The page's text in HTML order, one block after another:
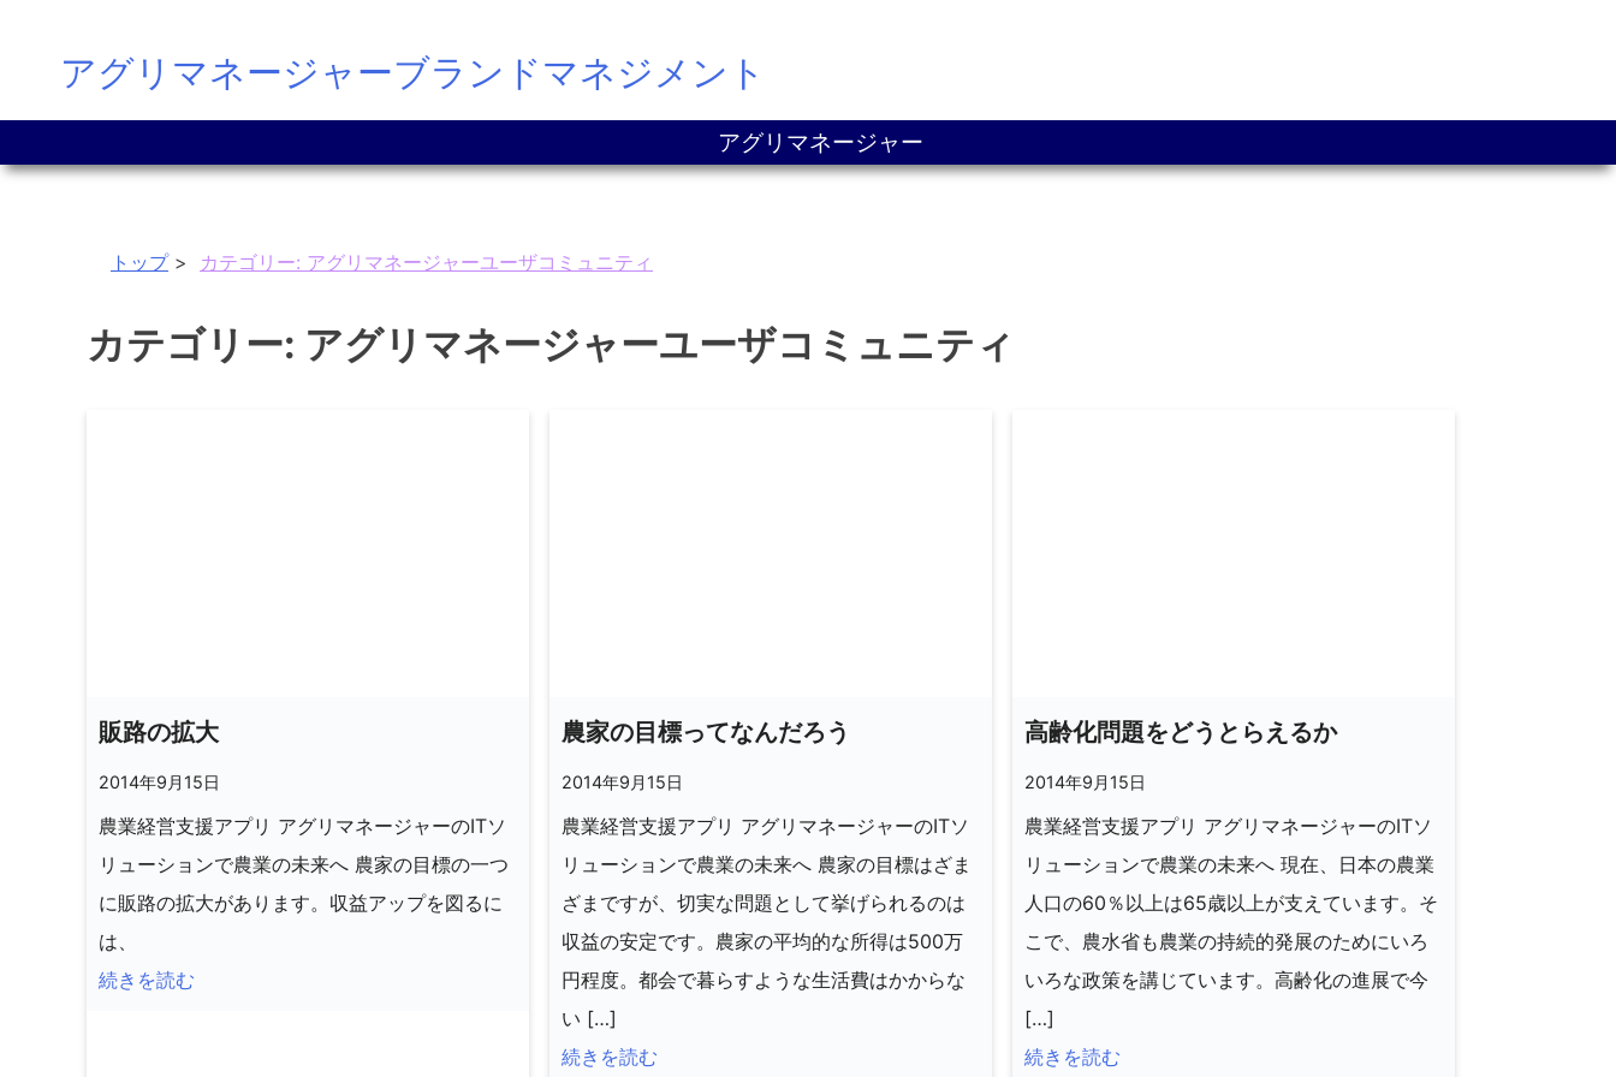
アグリマネージャーブランドマネジメント
アグリマネージャー
トップ カテゴリー: アグリマネージャーユーザコミュニティ
カテゴリー: アグリマネージャーユーザコミュニティ
販路の拡大
2014年9月15日
農業経営支援アプリ アグリマネージャーのITソ
リューションで農業の未来へ 農家の目標の一つ
に販路の拡大があります。収益アップを図るに
は、
続きを読む
農家の目標ってなんだろう
2014年9月15日
農業経営支援アプリ アグリマネージャーのITソ
リューションで農業の未来へ 農家の目標はざま
ざまですが、切実な問題として挙げられるのは
収益の安定です。農家の平均的な所得は500万
円程度。都会で暮らすような生活費はかからな
い […]
続きを読む
高齢化問題をどうとらえるか
2014年9月15日
農業経営支援アプリ アグリマネージャーのITソ
リューションで農業の未来へ 現在、日本の農業
人口の60％以上は65歳以上が支えています。そ
こで、農水省も農業の持続的発展のためにいろ
いろな政策を講じています。高齢化の進展で今
[…]
続きを読む